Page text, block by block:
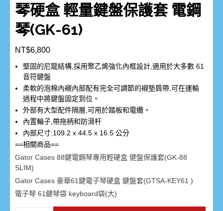
琴硬盒 輕量鍵盤保護套 電鋼
琴(GK-61)
NT$6,800
堅固的尼龍結構,採用聚乙烯強化內框設計,適用於大多數 61
音符鍵盤
柔軟的泡棉內襯內部配有完全可調節的襯墊肩帶,可在運輸
過程中將鍵盤固定到位。
外部有大型配件隔層,可用於踏板和電纜。
內置輪子,帶拖柄和防滑杆
內部尺寸:109.2 x 44.5 x 16.5 公分
==相關商品==
Gator Cases 88鍵電鋼琴專用輕硬盒 健盤保護套(GK-88
SLIM)
Gator Cases 豪華61鍵電子琴硬盒 鍵盤套(GTSA-KEY61 )
電子琴 61鍵琴袋 keyboard袋(大)